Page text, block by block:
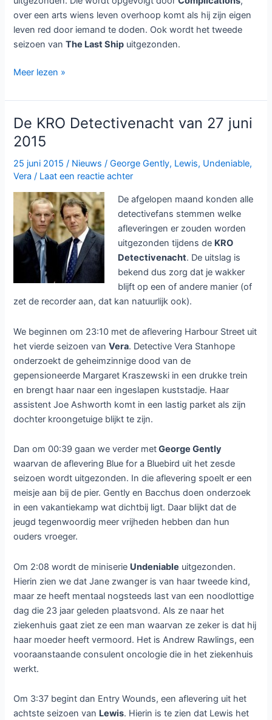
over een arts wiens leven overhoop komt als hij zijn eigen
leven red door iemand te doden. Ook wordt het tweede
seizoen vanThe Last Ship uitgezonden.
Drie
series
bij
één
in
najaar
2015
Meer lezen »
De KRO Detectivenacht van 27 juni
2015
25 juni 2015/ Nieuws /George Gently, Lewis, Undeniable,
Vera / Laat een reactie achter
De afgelopen maand konden alle
detectivefans stemmen welke
afleveringen er zouden worden
uitgezonden tijdens de KRO
Detectivenacht. De uitslag is
bekend dus zorg dat je wakker
blijft op een of andere manier (of
zet de recorder aan, dat kan natuurlijk ook).
We beginnen om 23:10 met de aflevering Harbour Street uit
het vierde seizoen vanVera. Detective Vera Stanhope
onderzoekt de geheimzinnige dood van de
gepensioneerde Margaret Kraszewski in een drukke trein
en brengt haar naar een ingeslapen kuststadje. Haar
assistent Joe Ashworth komt in een lastig parket als zijn
dochter kroongetuige blijkt te zijn.
Dan om 00:39 gaan we verder metGeorge Gently
waarvan de aflevering Blue for a Bluebird uit het zesde
seizoen wordt uitgezonden. In die aflevering spoelt er een
meisje aan bij de pier. Gently en Bacchus doen onderzoek
in een vakantiekamp wat dichtbij ligt. Daar blijkt dat de
jeugd tegenwoordig meer vrijheden hebben dan hun
ouders vroeger.
Om 2:08 wordt de miniserie Undeniable uitgezonden.
Hierin zien we dat Jane zwanger is van haar tweede kind,
maar ze heeft mentaal nogsteeds last van een noodlottige
dag die 23 jaar geleden plaatsvond. Als ze naar het
ziekenhuis gaat ziet ze een man waarvan ze zeker is dat hij
haar moeder heeft vermoord. Het is Andrew Rawlings, een
vooraanstaande consulent oncologie die in het ziekenhuis
werkt.
Om 3:37 begint dan Entry Wounds, een aflevering uit het
achtste seizoen van Lewis. Hierin is te zien dat Lewis het